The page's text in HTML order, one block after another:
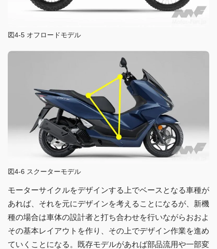
図4-5 オフロードモデル
図4-6 スクーターモデル
モーターサイクルをデザインする上でベースとなる車種が
あれば、それを元にデザインを考えることになるが、新機
種の場合は車体の設計者と打ち合わせを行いながらおおよ
その基本レイアウトを作り、その上でデザイン作業を進め
ていくことになる。既存モデルがあれば部品流用や一部変